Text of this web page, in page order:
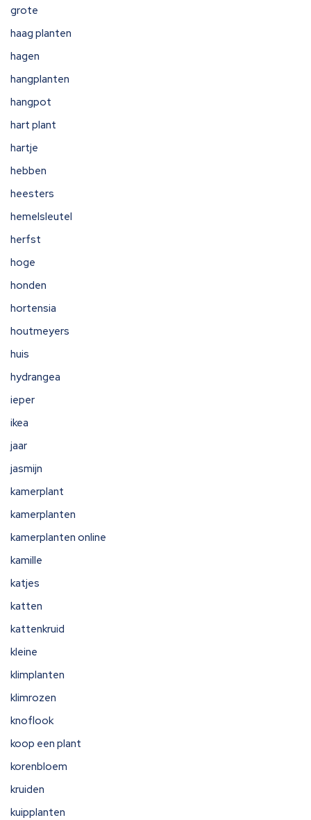
grote
haag planten
hagen
hangplanten
hangpot
hart plant
hartje
hebben
heesters
hemelsleutel
herfst
hoge
honden
hortensia
houtmeyers
huis
hydrangea
ieper
ikea
jaar
jasmijn
kamerplant
kamerplanten
kamerplanten online
kamille
katjes
katten
kattenkruid
kleine
klimplanten
klimrozen
knoflook
koop een plant
korenbloem
kruiden
kuipplanten